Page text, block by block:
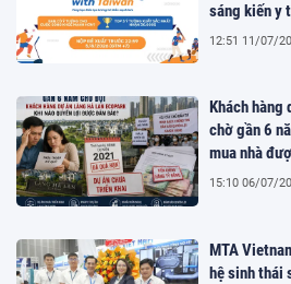
sáng kiến y
và toàn cầu
12:51 11/07/
Khách hàng
chờ gần 6
mua nhà
15:10 06/07/
MTA
hệ sinh thái